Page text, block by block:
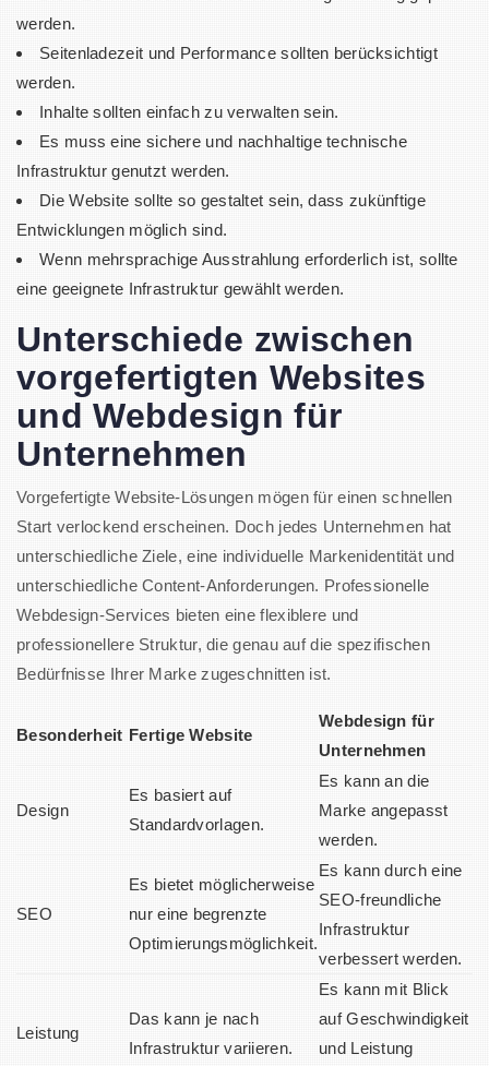
werden.
Seitenladezeit und Performance sollten berücksichtigt
werden.
Inhalte sollten einfach zu verwalten sein.
Es muss eine sichere und nachhaltige technische
Infrastruktur genutzt werden.
Die Website sollte so gestaltet sein, dass zukünftige
Entwicklungen möglich sind.
Wenn mehrsprachige Ausstrahlung erforderlich ist, sollte
eine geeignete Infrastruktur gewählt werden.
Unterschiede zwischen
vorgefertigten Websites
und Webdesign für
Unternehmen
Vorgefertigte Website-Lösungen mögen für einen schnellen
Start verlockend erscheinen. Doch jedes Unternehmen hat
unterschiedliche Ziele, eine individuelle Markenidentität und
unterschiedliche Content-Anforderungen. Professionelle
Webdesign-Services bieten eine flexiblere und
professionellere Struktur, die genau auf die spezifischen
Bedürfnisse Ihrer Marke zugeschnitten ist.
Besonderheit Fertige Website
Webdesign für
Unternehmen
Design
Es basiert auf
Standardvorlagen.
Es kann an die
Marke angepasst
werden.
SEO
Es bietet möglicherweise
nur eine begrenzte
Optimierungsmöglichkeit.
Es kann durch eine
SEO-freundliche
Infrastruktur
verbessert werden.
Leistung
Das kann je nach
Infrastruktur variieren.
Es kann mit Blick
auf Geschwindigkeit
und Leistung